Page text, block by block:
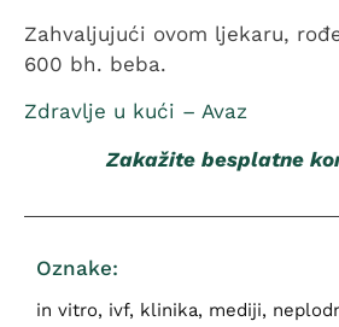
Zahvaljujući ovom ljekaru,
600 bh. beba.
Zdravlje u kući – Avaz
Zakažite besplatne
Oznake:
in vitro, ivf, klinika, mediji,